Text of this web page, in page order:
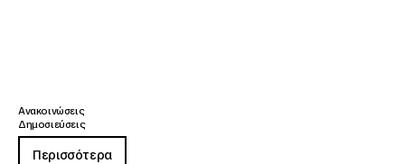
Ανακοινώσεις
Δημοσιεύσεις
Περισσότερα